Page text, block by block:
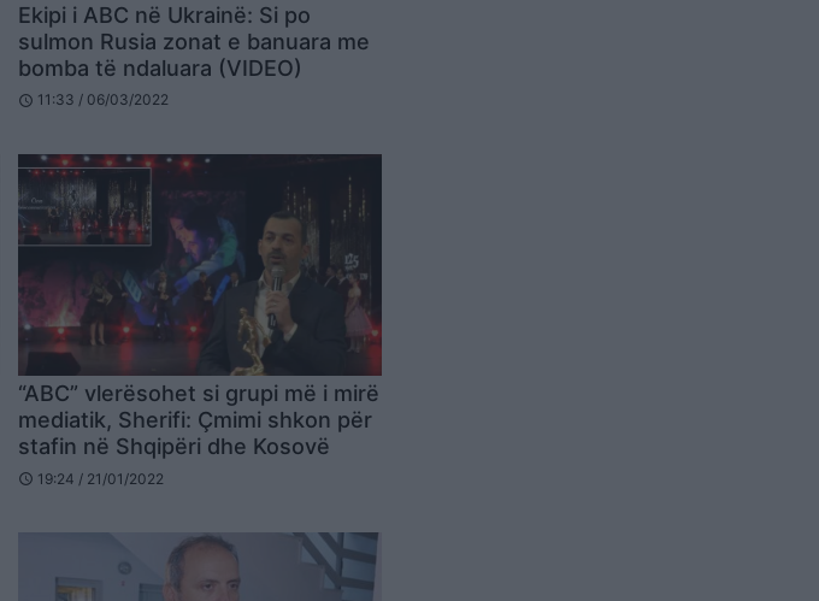
Ekipi i ABC në Ukrainë: Si po
sulmon Rusia zonat e banuara me
bomba të ndaluara (VIDEO)
schedule 11:33 / 06/03/2022
“ABC” vlerësohet si grupi më i mirë
mediatik, Sherifi: Çmimi shkon për
stafin në Shqipëri dhe Kosovë
schedule 19:24 / 21/01/2022